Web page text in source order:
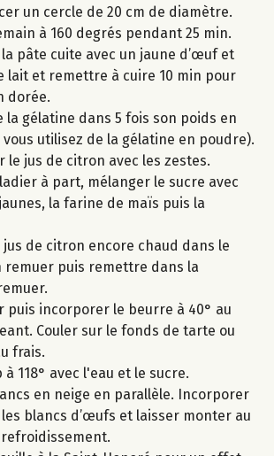
un cercle de 20 cm de diamètre.
à 160 degrés pendant 25 min.
pâte cuite avec un jaune d’œuf et
lait et remettre à cuire 10 min pour
dorée.
la gélatine dans 5 fois son poids en
utilisez de la gélatine en poudre).
le jus de citron avec les zestes.
à part, mélanger le sucre avec
la farine de maïs puis la
de citron encore chaud dans le
remuer puis remettre dans la
puis incorporer le beurre à 40° au
Couler sur le fonds de tarte ou
frais.
à 118° avec l'eau et le sucre.
en neige en parallèle. Incorporer
blancs d’œufs et laisser monter au
refroidissement.